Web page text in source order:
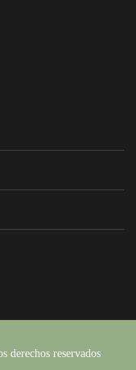
derechos reservados